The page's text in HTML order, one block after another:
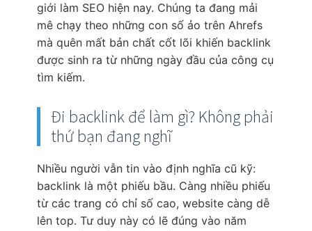
giới làm SEO hiện nay. Chúng ta đang mải
mê chạy theo những con số ảo trên Ahrefs
mà quên mất bản chất cốt lõi khiến backlink
được sinh ra từ những ngày đầu của công cụ
tìm kiếm.
Đi backlink để làm gì? Không phải
thứ bạn đang nghĩ
Nhiều người vẫn tin vào định nghĩa cũ kỹ:
backlink là một phiếu bầu. Càng nhiều phiếu
từ các trang có chỉ số cao, website càng dễ
lên top. Tư duy này có lẽ đúng vào năm